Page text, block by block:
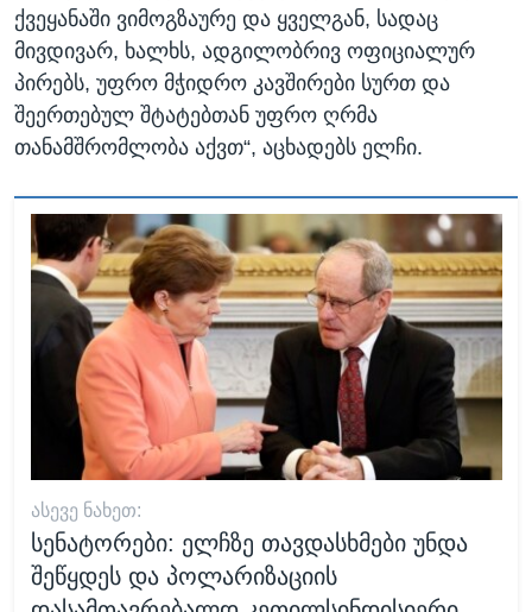
ქვეყანაში ვიმოგზაურე და ყველგან, სადაც
მივდივარ, ხალხს, ადგილობრივ ოფიციალურ
პირებს, უფრო მჭიდრო კავშირები სურთ და
შეერთებულ შტატებთან უფრო ღრმა
თანამშრომლობა აქვთ“, აცხადებს ელჩი.
ᲐᲡᲔᲕᲔ ᲜᲐᲮᲔᲗ:
სენატორები: ელჩზე თავდასხმები უნდა
შეწყდეს და პოლარიზაციის